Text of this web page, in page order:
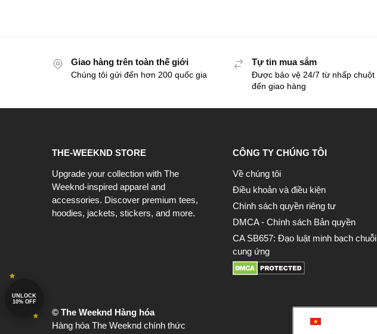
Giao hàng trên toàn thế giới
Chúng tôi gửi đến hơn 200 quốc gia
Tự tin mua sắm
Được bảo vệ 24/7 từ nhấp chuột
đến giao hàng
THE-WEEKND STORE
Upgrade your collection with The
Weeknd-inspired apparel and
accessories. Discover premium tees,
hoodies, jackets, stickers, and more.
CÔNG TY CHÚNG TÔI
Về chúng tôi
Điều khoản và điều kiện
Chính sách quyền riêng tư
DMCA - Chính sách Bản quyền
CA SB657: Đạo luật minh bạch chuỗi
cung ứng
© The Weeknd Hàng hóa
Hàng hóa The Weeknd chính thức
UNLOCK
10% OFF